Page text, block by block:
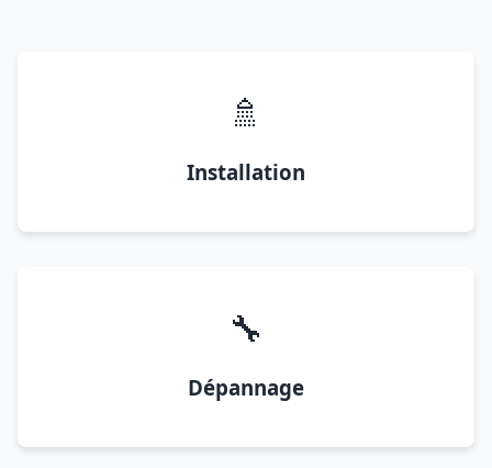
🚿
Installation
🔧
Dépannage